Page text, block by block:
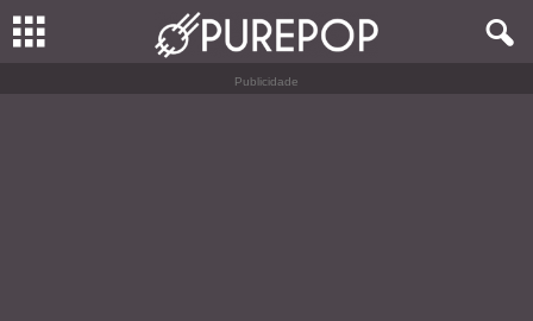
Publicidade